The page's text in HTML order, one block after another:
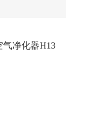
气净化器H13